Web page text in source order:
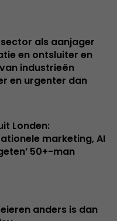
als aanjager
en ontsluiter en
industrieën
en urgenter dan
Londen:
marketing, AI
50+-man
anders is dan